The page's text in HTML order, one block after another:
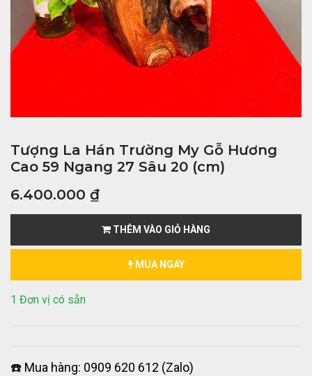
Tượng La Hán Trường My Gỗ Hương
Cao 59 Ngang 27 Sâu 20 (cm)
6.400.000 ₫
THÊM VÀO GIỎ HÀNG
MUA NGAY
1 Đơn vị có sẵn
☎️ Mua hàng: 0909 620 612 (Zalo)